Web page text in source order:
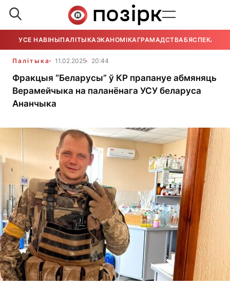
УСЕ НАВІНЫПАЛІТЫКАЭКАНОМІКАГРАМАДСТВАБЯСПЕКА
Палітыка 11.02.2025 20:44
Фракцыя “Беларусы” ў КР прапануе абмяняць
Верамейчыка на паланёнага УСУ беларуса
Ананчыка